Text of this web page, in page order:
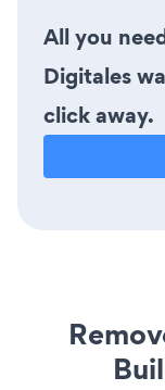
All you
Digitales
click away.